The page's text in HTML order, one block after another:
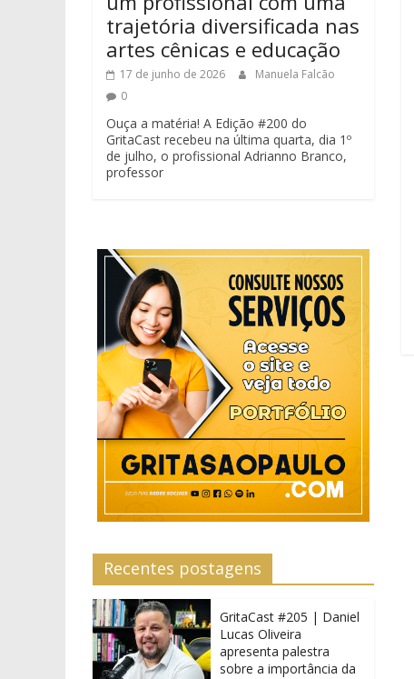
trajetória diversificada nas
artes cênicas e educação
17 de junho de 2026
Manuela Falcão
0
Ouça a matéria! A Edição #200 do
GritaCast recebeu na última quarta, dia 1º
de julho, o profissional Adrianno Branco,
professor
Recentes postagens
GritaCast #205 | Daniel
Lucas Oliveira
apresenta palestra
sobre a importância da